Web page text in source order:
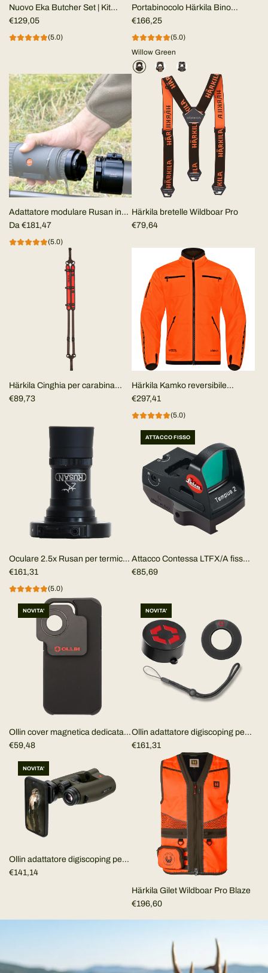
Nuovo Eka Butcher Set | Kit
macello da campo
€129,05
(5.0)
Portabinocolo Härkila Bino
Harness
€166,25
(5.0)
Willow Green
Adattatore modulare Rusan in
due pezzi per termico Clip-on
Da €181,47
(5.0)
Härkila bretelle Wildboar Pro
€79,64
Härkila Cinghia per carabina
Wildboar PRO tech
€89,73
Härkila Kamko reversibile
Marrone/Arancione alta visibilità
CE
€297,41
(5.0)
Oculare 2.5x Rusan per termico
clip-on
€161,31
(5.0)
ATTACCO FISSO
Attacco Contessa LTFX/A fisso
Picatinny/Weaver per Leica
€85,69
NOVITA'
Ollin cover magnetica dedicata
per I-phone e Samsung (SOLO
€59,48
NOVITA'
Ollin adattatore digiscoping per
lungo (SOLO ADATTATORE)
€161,31
NOVITA'
Ollin adattatore digiscoping per
BINOCOLO (SOLO
€141,14
Härkila Gilet Wildboar Pro Blaze
€196,60